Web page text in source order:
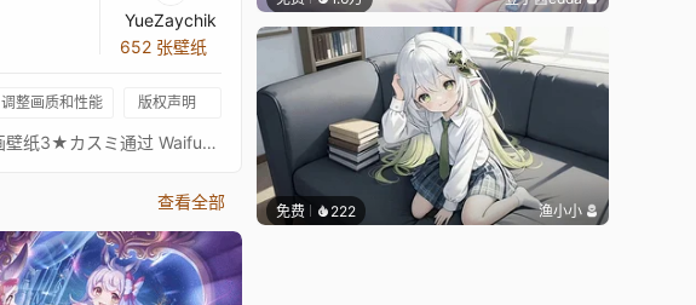
YueZaychik
652 张壁纸
调整画质和性能 版权声明
プリンセスコネクトリダイブPrincess Connect! Re: Dive超异域公主连结！Re: Dive3星 霞 侦探 3★ 主页动画壁纸3★カスミ通过 Waifu2x 降噪放大 + FFmpeg 60FPS 补帧处理
查看全部 免费 222 渔小小